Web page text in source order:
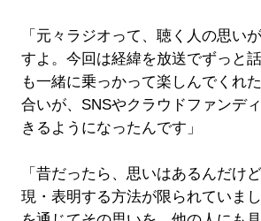
「元々ラジオって、聴く人の思い
すよ。今回は経緯を放送でずっと
も一緒に乗っかって楽しんでくれ
合いが、SNSやクラウドファンデ
きるようになったんです」
「昔だったら、思いはあるんだけ
現・表明する方法が限られていま